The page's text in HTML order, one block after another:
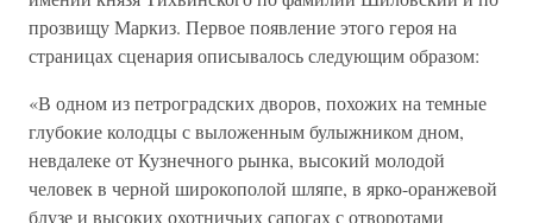
прозвищу Маркиз. Первое появление этого героя на
страницах сценария описывалось следующим образом:
«В одном из петроградских дворов, похожих на темные
глубокие колодцы с выложенным булыжником дном,
невдалеке от Кузнечного рынка, высокий молодой
человек в черной широкополой шляпе, в ярко-оранжевой
блузе и высоких охотничьих сапогах с отворотами